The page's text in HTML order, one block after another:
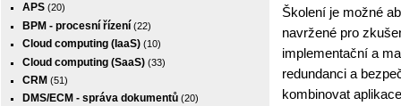
APS (20)
BPM - procesní řízení (22)
Cloud computing (IaaS) (10)
Cloud computing (SaaS) (33)
CRM (51)
DMS/ECM - správa dokumentů (20)
Školení je možné
navržené pro
implementační a
redundanci a
kombinovat